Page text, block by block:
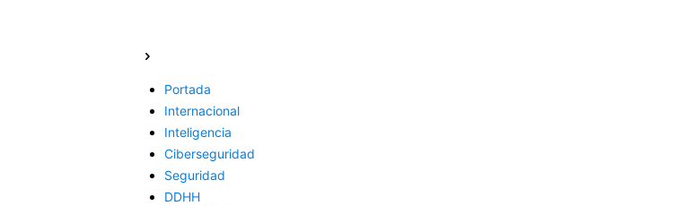
Portada
Internacional
Inteligencia
Ciberseguridad
Seguridad
DDHH